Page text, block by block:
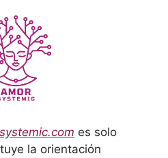
es solo
la orientación